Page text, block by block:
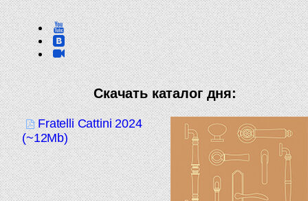
Скачать каталог дня:
Fratelli Cattini 2024
(~12Mb)